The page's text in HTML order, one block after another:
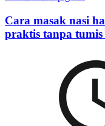
Cara masak nasi
praktis tanpa